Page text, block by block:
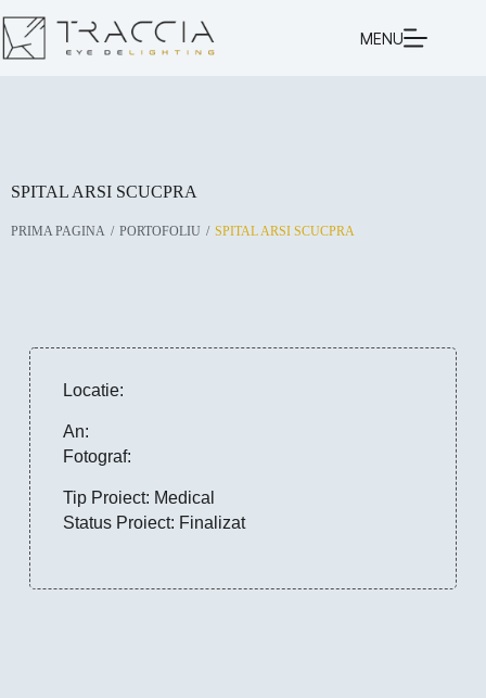
MENU
SPITAL ARSI SCUCPRA
PRIMA PAGINA / PORTOFOLIU / SPITAL ARSI SCUCPRA
Locatie:
An:
Fotograf:
Tip Proiect: Medical
Status Proiect: Finalizat